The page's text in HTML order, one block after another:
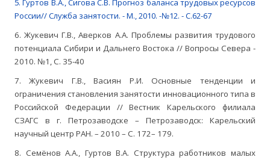
5. Гуртов В.А., Сигова С.В. Прогноз баланса трудовых ресурсов
России// Служба занятости. - М., 2010. -№12. - С.62-67
6. Жукевич Г.В., Аверков А.А. Проблемы развития трудового
потенциала Сибири и Дальнего Востока // Вопросы Севера -
2010. №1, С. 35-40
7. Жукевич Г.В., Васиян Р.И. Основные тенденции и
ограничения становления занятости инновационного типа в
Российской Федерации // Вестник Карельского филиала
СЗАГС в г. Петрозаводске – Петрозаводск: Карельский
научный центр РАН. – 2010 – С. 172– 179.
8. Семёнов А.А., Гуртов В.А. Структура работников малых